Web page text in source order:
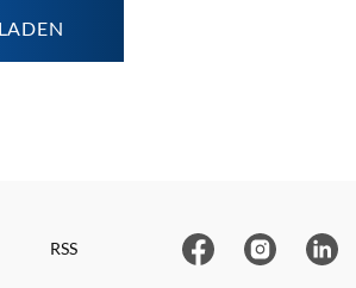
RSS